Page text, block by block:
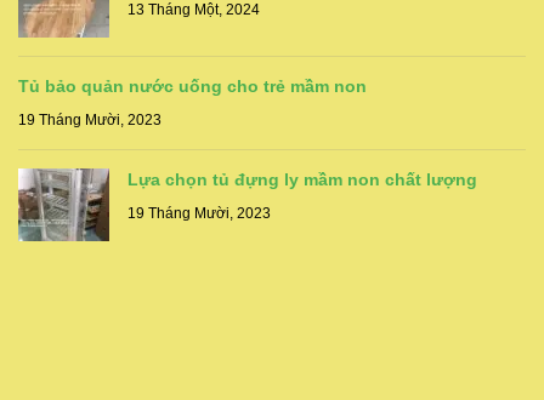
13 Tháng Một, 2024
Tủ bảo quản nước uống cho trẻ mầm non
19 Tháng Mười, 2023
Lựa chọn tủ đựng ly mầm non chất lượng
19 Tháng Mười, 2023